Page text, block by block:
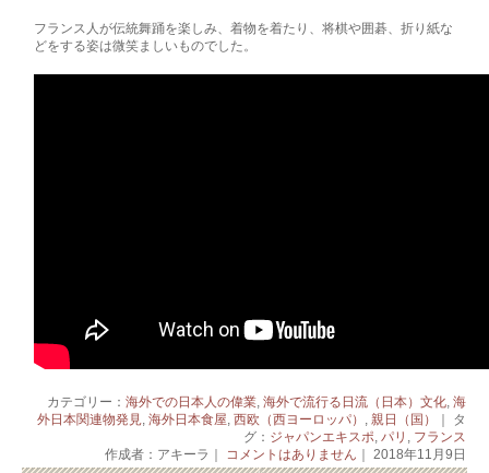
フランス人が伝統舞踊を楽しみ、着物を着たり、将棋や囲碁、折り紙な
どをする姿は微笑ましいものでした。
カテゴリー： 海外での日本人の偉業, 海外で流行る日流（日本）文化, 海
外日本関連物発見, 海外日本食屋, 西欧（西ヨーロッパ） , 親日（国）
｜ タ
グ： ジャパンエキスポ, パリ , フランス
作成者：アキーラ｜ コメントはありません ｜ 2018年11月9日